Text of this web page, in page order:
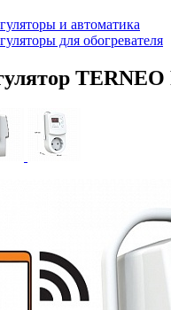
и автоматика
для обогревателя